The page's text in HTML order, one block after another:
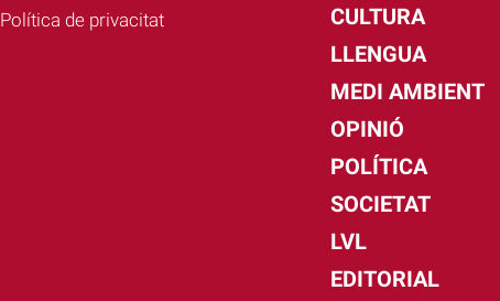
Política de privacitat
CULTURA
LLENGUA
MEDI AMBIENT
OPINIÓ
POLÍTICA
SOCIETAT
LVL
EDITORIAL